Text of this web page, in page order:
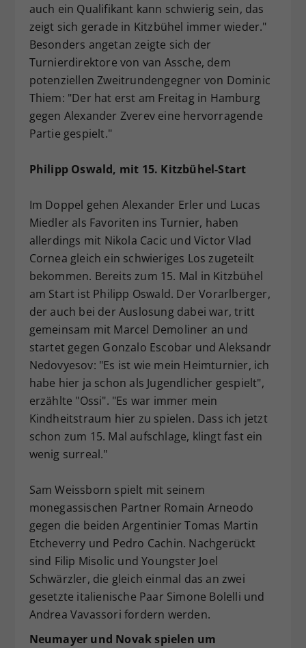
auch ein Qualifikant kann schwierig sein, das
zeigt sich gerade in Kitzbühel immer wieder."
Besonders angetan zeigte sich der
Turnierdirektore von van Assche, dem
potenziellen Zweitrundengegner von Dominic
Thiem: "Der hat erst am Freitag in Hamburg
gegen Alexander Zverev eine hervorragende
Partie gespielt."
Philipp Oswald, mit 15. Kitzbühel-Start
Im Doppel gehen Alexander Erler und Lucas
Miedler als Favoriten ins Turnier, haben
allerdings mit Nikola Cacic und Victor Vlad
Cornea gleich ein schwieriges Los zugeteilt
bekommen. Bereits zum 15. Mal in Kitzbühel
am Start ist Philipp Oswald. Der Vorarlberger,
der auch bei der Auslosung dabei war, tritt
gemeinsam mit Marcel Demoliner an und
startet gegen Gonzalo Escobar und Aleksandr
Nedovyesov: "Es ist wie mein Heimturnier, ich
habe hier ja schon als Jugendlicher gespielt",
erzählte "Ossi". "Es war immer mein
Kindheitstraum hier zu spielen. Dass ich jetzt
schon zum 15. Mal aufschlage, klingt fast ein
wenig surreal."
Sam Weissborn spielt mit seinem
monegassischen Partner Romain Arneodo
gegen die beiden Argentinier Tomas Martin
Etcheverry und Pedro Cachin. Nachgerückt
sind Filip Misolic und Youngster Joel
Schwärzler, die gleich einmal das an zwei
gesetzte italienische Paar Simone Bolelli und
Andrea Vavassori fordern werden.
Neumayer und Novak spielen um